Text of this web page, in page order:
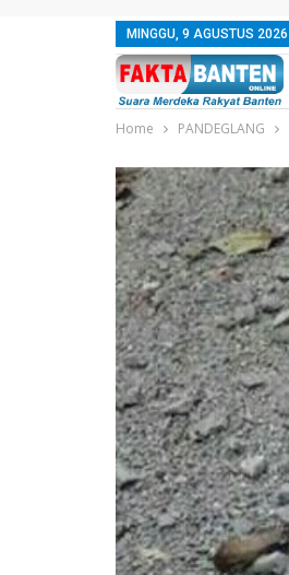
MINGGU, 9 AGUSTUS 2026
Home PANDEGLANG